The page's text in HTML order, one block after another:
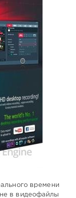
времени
в видеофайлы